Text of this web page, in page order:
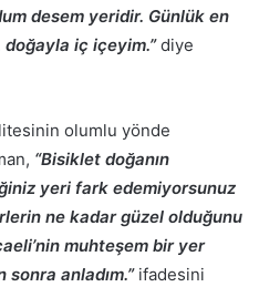
desem yeridir. Günlük en
iç içeyim.”diye
olumlu yönde
“Bisiklet doğanın
yeri fark edemiyorsunuz
ne kadar güzel olduğunu
muhteşem bir yer
anladım.”ifadesini